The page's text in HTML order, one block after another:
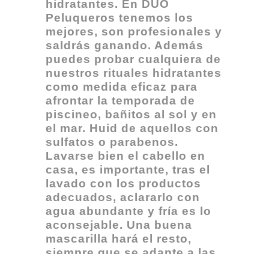
hidratantes. En DUO
Peluqueros tenemos los
mejores, son profesionales y
saldrás ganando. Además
puedes probar cualquiera de
nuestros rituales hidratantes
como medida eficaz para
afrontar la temporada de
piscineo, bañitos al sol y en
el mar. Huid de aquellos con
sulfatos o parabenos.
Lavarse bien el cabello en
casa, es importante, tras el
lavado con los productos
adecuados, aclararlo con
agua abundante y fría es lo
aconsejable. Una buena
mascarilla hará el resto,